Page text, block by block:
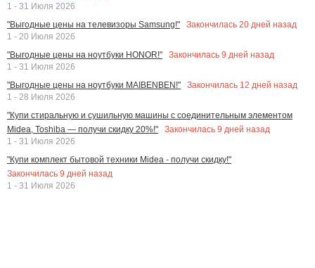
1 - 31 Июля 2026
"Выгодные цены на телевизоры Samsung!"
Закончилась 20 дней назад
1 - 20 Июля 2026
"Выгодные цены на ноутбуки HONOR!"
Закончилась 9 дней назад
1 - 31 Июля 2026
"Выгодные цены на ноутбуки MAIBENBEN!"
Закончилась 12 дней назад
1 - 28 Июля 2026
"Купи стиральную и сушильную машины с соединительным элементом
Midea, Toshiba — получи скидку 20%!"
Закончилась 9 дней назад
1 - 31 Июля 2026
"Купи комплект бытовой техники Midea - получи скидку!"
Закончилась 9 дней назад
1 - 31 Июля 2026